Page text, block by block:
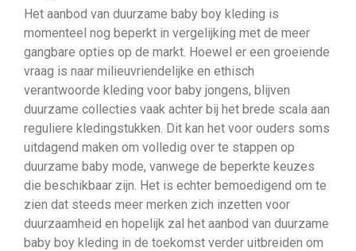
Het aanbod van duurzame baby boy kleding is
momenteel nog beperkt in vergelijking met de meer
gangbare opties op de markt. Hoewel er een groeiende
vraag is naar milieuvriendelijke en ethisch
verantwoorde kleding voor baby jongens, blijven
duurzame collecties vaak achter bij het brede scala aan
reguliere kledingstukken. Dit kan het voor ouders soms
uitdagend maken om volledig over te stappen op
duurzame baby mode, vanwege de beperkte keuzes
die beschikbaar zijn. Het is echter bemoedigend om te
zien dat steeds meer merken zich inzetten voor
duurzaamheid en hopelijk zal het aanbod van duurzame
baby boy kleding in de toekomst verder uitbreiden om